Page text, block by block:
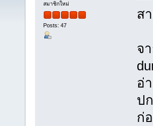
สมาชิกใหม่
Posts: 47
ส
จ
อ่
ป
ก่